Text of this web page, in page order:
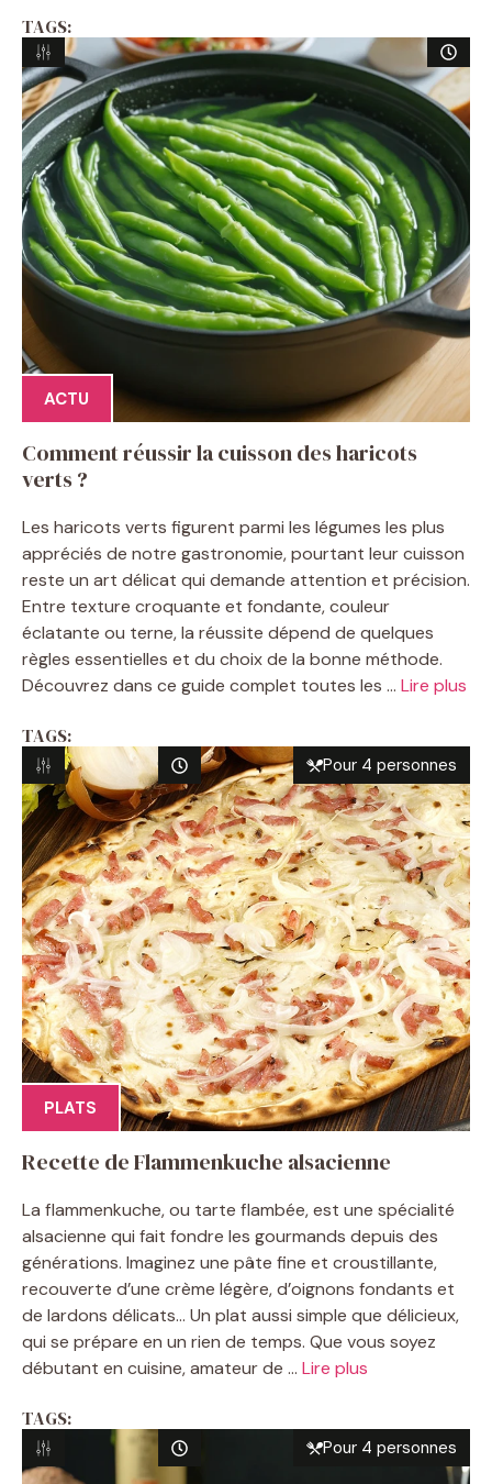
TAGS:
ACTU
Comment réussir la cuisson des haricots
verts ?
Les haricots verts figurent parmi les légumes les plus
appréciés de notre gastronomie, pourtant leur cuisson
reste un art délicat qui demande attention et précision.
Entre texture croquante et fondante, couleur
éclatante ou terne, la réussite dépend de quelques
règles essentielles et du choix de la bonne méthode.
Découvrez dans ce guide complet toutes les ... Lire plus
TAGS:
Pour 4 personnes
PLATS
Recette de Flammenkuche alsacienne
La flammenkuche, ou tarte flambée, est une spécialité
alsacienne qui fait fondre les gourmands depuis des
générations. Imaginez une pâte fine et croustillante,
recouverte d’une crème légère, d’oignons fondants et
de lardons délicats… Un plat aussi simple que délicieux,
qui se prépare en un rien de temps. Que vous soyez
débutant en cuisine, amateur de ... Lire plus
TAGS:
Pour 4 personnes